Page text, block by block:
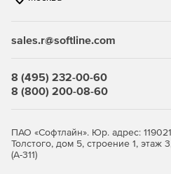
связанные с соблюдением
Безопасность
рабочих столов
sales.r@softline.com
8 (495) 232-00-60
8 (800) 200-08-60
ПАО «Софтлайн». Юр. адрес:
Толстого, дом 5, строение 1,
(А-311)